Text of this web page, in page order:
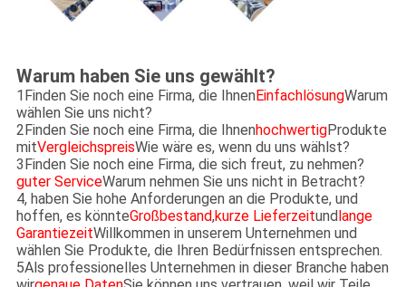
Warum haben Sie uns gewählt?
1Finden Sie noch eine Firma, die IhnenEinfachlösungWarum
wählen Sie uns nicht?
2Finden Sie noch eine Firma, die IhnenhochwertigProdukte
mitVergleichspreisWie wäre es, wenn du uns wählst?
3Finden Sie noch eine Firma, die sich freut, zu nehmen?
guter ServiceWarum nehmen Sie uns nicht in Betracht?
4, haben Sie hohe Anforderungen an die Produkte, und
hoffen, es könnteGroßbestand,kurze Lieferzeitundlange
GarantiezeitWillkommen in unserem Unternehmen und
wählen Sie Produkte, die Ihren Bedürfnissen entsprechen.
5Als professionelles Unternehmen in dieser Branche haben